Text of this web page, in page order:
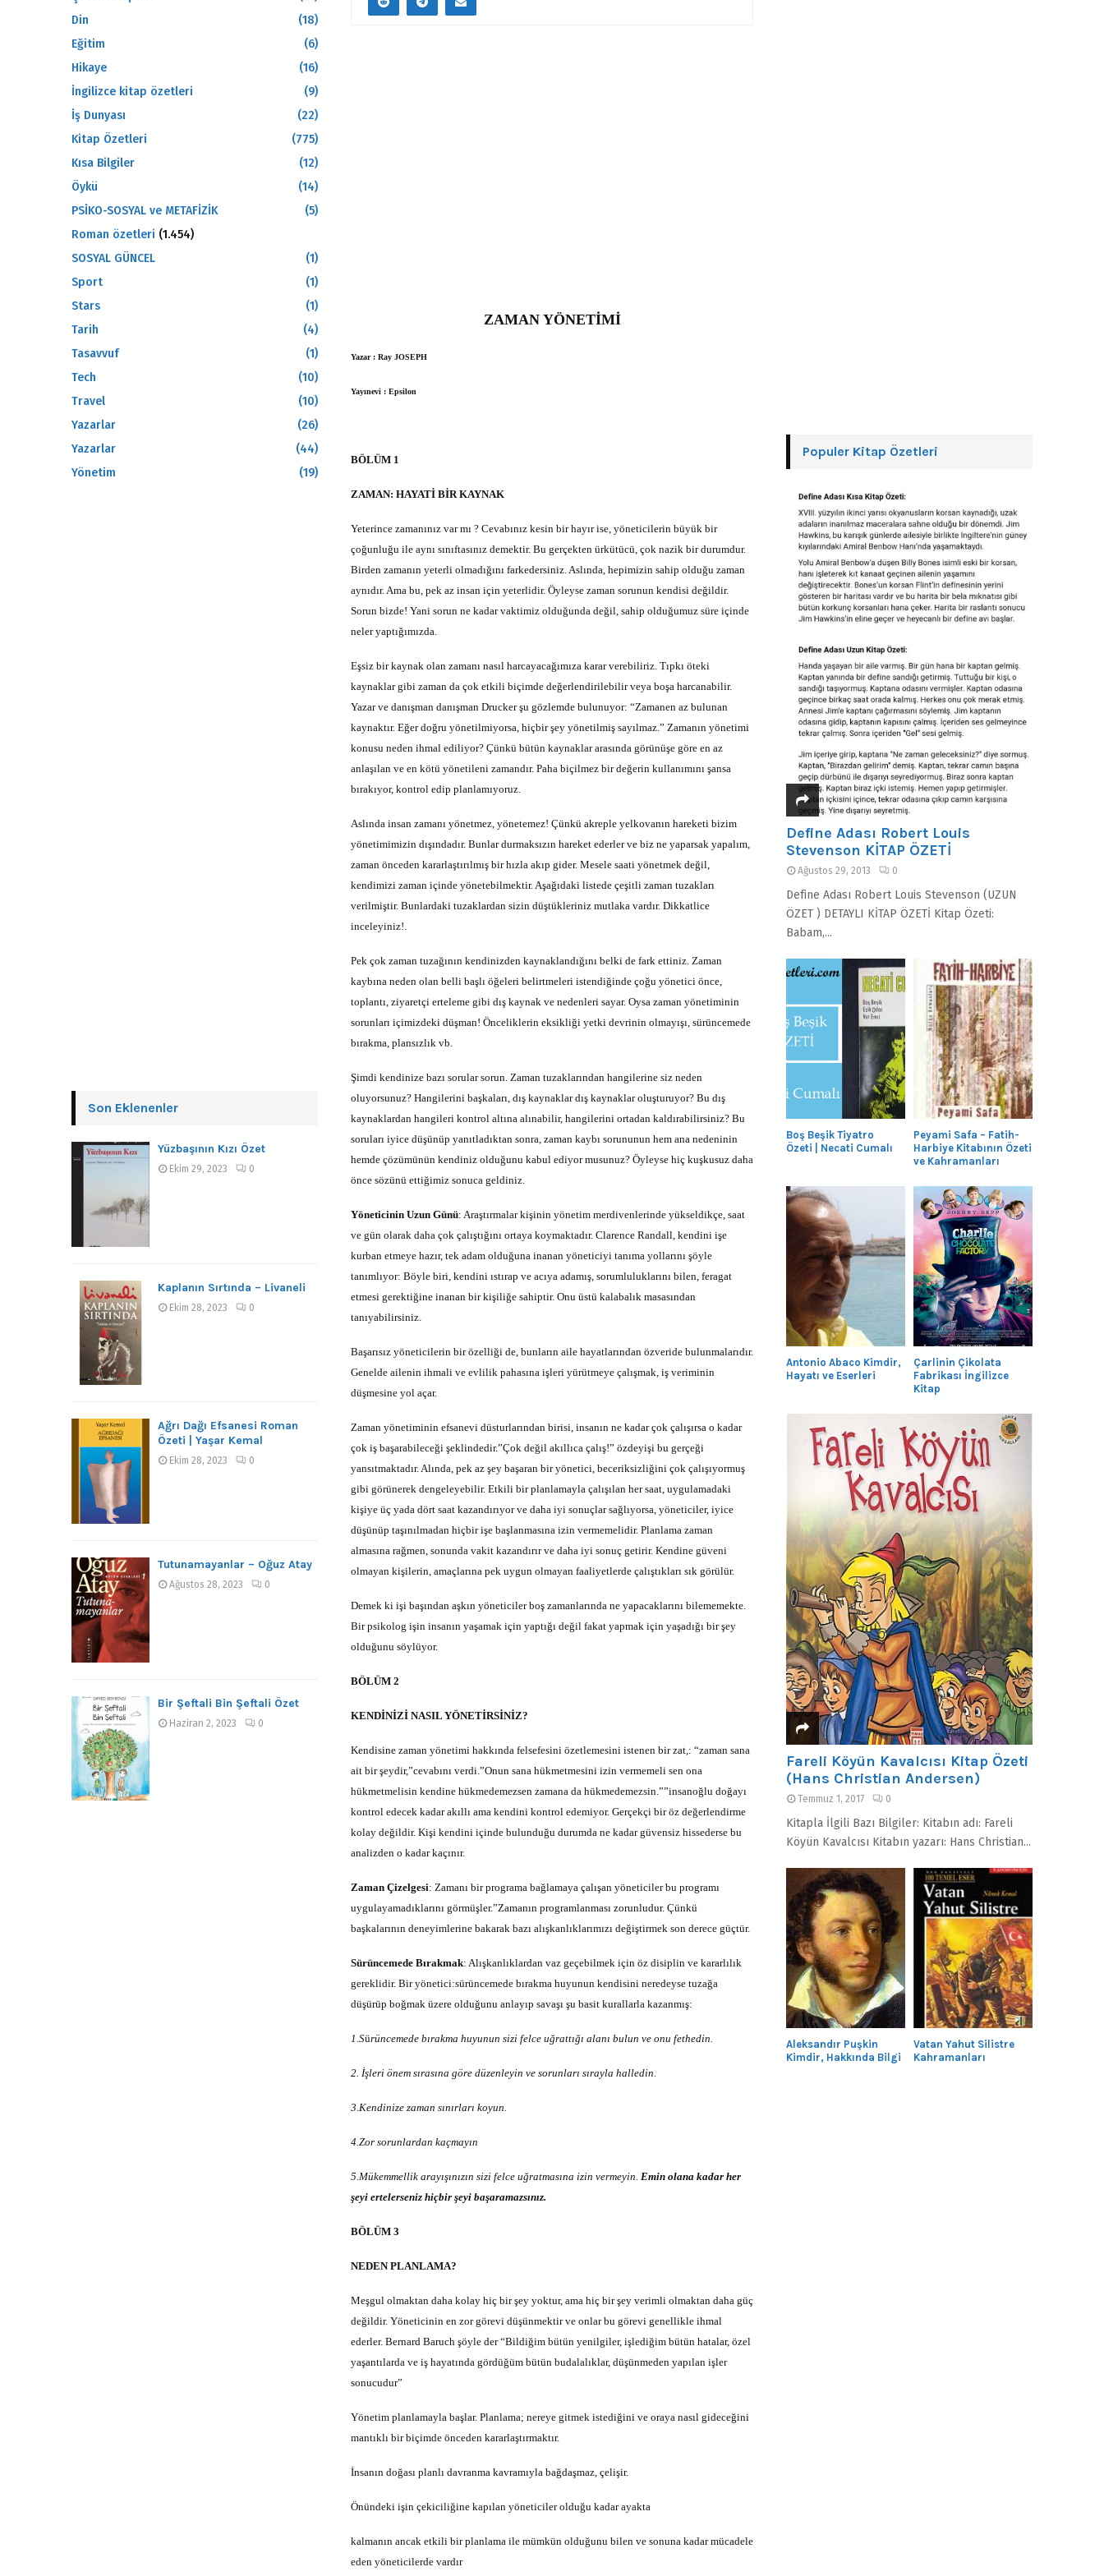
ZAMAN YÖNETİMİ
Yazar : Ray JOSEPH
Yayınevi : Epsilon
BÖLÜM 1
ZAMAN: HAYATİ BİR KAYNAK
Yeterince zamanınız var mı ? Cevabınız kesin bir hayır ise, yöneticilerin büyük bir
çoğunluğu ile aynı sınıftasınız demektir. Bu gerçekten ürkütücü, çok nazik bir durumdur.
Birden zamanın yeterli olmadığını farkedersiniz. Aslında, hepimizin sahip olduğu zaman
aynıdır. Ama bu, pek az insan için yeterlidir. Öyleyse zaman sorunun kendisi değildir.
Sorun bizde! Yani sorun ne kadar vaktimiz olduğunda değil, sahip olduğumuz süre içinde
neler yaptığımızda.
Eşsiz bir kaynak olan zamanı nasıl harcayacağımıza karar verebiliriz. Tıpkı öteki
kaynaklar gibi zaman da çok etkili biçimde değerlendirilebilir veya boşa harcanabilir.
Yazar ve danışman danışman Drucker şu gözlemde bulunuyor: “Zamanen az bulunan
kaynaktır. Eğer doğru yönetilmiyorsa, hiçbir şey yönetilmiş sayılmaz.” Zamanın yönetimi
konusu neden ihmal ediliyor? Çünkü bütün kaynaklar arasında görünüşe göre en az
anlaşılan ve en kötü yönetileni zamandır. Paha biçilmez bir değerin kullanımını şansa
bırakıyor, kontrol edip planlamıyoruz.
Aslında insan zamanı yönetmez, yönetemez! Çünkü akreple yelkovanın hareketi bizim
yönetimimizin dışındadır. Bunlar durmaksızın hareket ederler ve biz ne yaparsak yapalım,
zaman önceden kararlaştırılmış bir hızla akıp gider. Mesele saati yönetmek değil,
kendimizi zaman içinde yönetebilmektir. Aşağıdaki listede çeşitli zaman tuzakları
verilmiştir. Bunlardaki tuzaklardan sizin düştükleriniz mutlaka vardır. Dikkatlice
inceleyiniz!.
Pek çok zaman tuzağının kendinizden kaynaklandığını belki de fark ettiniz. Zaman
kaybına neden olan belli başlı öğeleri belirtmeleri istendiğinde çoğu yönetici önce,
toplantı, ziyaretçi erteleme gibi dış kaynak ve nedenleri sayar. Oysa zaman yönetiminin
sorunları içimizdeki düşman! Önceliklerin eksikliği yetki devrinin olmayışı, sürüncemede
bırakma, plansızlık vb.
Şimdi kendinize bazı sorular sorun. Zaman tuzaklarından hangilerine siz neden
oluyorsunuz? Hangilerini başkaları, dış kaynaklar dış kaynaklar oluşturuyor? Bu dış
kaynaklardan hangileri kontrol altına alınabilir, hangilerini ortadan kaldırabilirsiniz? Bu
soruları iyice düşünüp yanıtladıktan sonra, zaman kaybı sorununun hem ana nedeninin
hemde çözümünün kendiniz olduğunu kabul ediyor musunuz? Öyleyse hiç kuşkusuz daha
önce sözünü ettiğimiz sonuca geldiniz.
Yöneticinin Uzun Günü: Araştırmalar kişinin yönetim merdivenlerinde yükseldikçe, saat
ve gün olarak daha çok çalıştığını ortaya koymaktadır. Clarence Randall, kendini işe
kurban etmeye hazır, tek adam olduğuna inanan yöneticiyi tanıma yollarını şöyle
tanımlıyor: Böyle biri, kendini ıstırap ve acıya adamış, sorumluluklarını bilen, feragat
etmesi gerektiğine inanan bir kişiliğe sahiptir. Onu üstü kalabalık masasından
tanıyabilirsiniz.
Başarısız yöneticilerin bir özelliği de, bunların aile hayatlarından özveride bulunmalarıdır.
Genelde ailenin ihmali ve evlilik pahasına işleri yürütmeye çalışmak, iş veriminin
düşmesine yol açar.
Zaman yönetiminin efsanevi düsturlarından birisi, insanın ne kadar çok çalışırsa o kadar
çok iş başarabileceği şeklindedir.”Çok değil akıllıca çalış!” özdeyişi bu gerçeği
yansıtmaktadır. Alında, pek az şey başaran bir yönetici, beceriksizliğini çok çalışıyormuş
gibi görünerek dengeleyebilir. Etkili bir planlamayla çalışılan her saat, uygulamadaki
kişiye üç yada dört saat kazandırıyor ve daha iyi sonuçlar sağlıyorsa, yöneticiler, iyice
düşünüp taşınılmadan hiçbir işe başlanmasına izin vermemelidir. Planlama zaman
almasına rağmen, sonunda vakit kazandırır ve daha iyi sonuç getirir. Kendine güveni
olmayan kişilerin, amaçlarına pek uygun olmayan faaliyetlerde çalıştıkları sık görülür.
Demek ki işi başından aşkın yöneticiler boş zamanlarında ne yapacaklarını bilememekte.
Bir psikolog işin insanın yaşamak için yaptığı değil fakat yapmak için yaşadığı bir şey
olduğunu söylüyor.
BÖLÜM 2
KENDİNİZİ NASIL YÖNETİRSİNİZ?
Kendisine zaman yönetimi hakkında felsefesini özetlemesini istenen bir zat,: “zaman sana
ait bir şeydir,”cevabını verdi.”Onun sana hükmetmesini izin vermemeli sen ona
hükmetmelisin kendine hükmedemezsen zamana da hükmedemezsin.””insanoğlu doğayı
kontrol edecek kadar akıllı ama kendini kontrol edemiyor. Gerçekçi bir öz değerlendirme
kolay değildir. Kişi kendini içinde bulunduğu durumda ne kadar güvensiz hissederse bu
analizden o kadar kaçınır.
Zaman Çizelgesi: Zamanı bir programa bağlamaya çalışan yöneticiler bu programı
uygulayamadıklarını görmüşler.”Zamanın programlanması zorunludur. Çünkü
başkalarının deneyimlerine bakarak bazı alışkanlıklarımızı değiştirmek son derece güçtür.
Sürüncemede Bırakmak: Alışkanlıklardan vaz geçebilmek için öz disiplin ve kararlılık
gereklidir. Bir yönetici:sürüncemede bırakma huyunun kendisini neredeyse tuzağa
düşürüp boğmak üzere olduğunu anlayıp savaşı şu basit kurallarla kazanmış:
1 Sürüncemede bırakma huyunun sizi felce uğrattığı alanı bulun ve onu fethedin.
2. İşleri önem sırasına göre düzenleyin ve sorunları sırayla halledin.
3.Kendinize zaman sınırları koyun.
4.Zor sorunlardan kaçmayın
5.Mükemmellik arayışınızın sizi felce uğratmasına izin vermeyin. Emin olana kadar her
şeyi ertelerseniz hiçbir şeyi başaramazsınız.
BÖLÜM 3
NEDEN PLANLAMA?
Meşgul olmaktan daha kolay hiç bir şey yoktur, ama hiç bir şey verimli olmaktan daha güç
değildir. Yöneticinin en zor görevi düşünmektir ve onlar bu görevi genellikle ihmal
ederler. Bernard Baruch şöyle der “Bildiğim bütün yenilgiler, işlediğim bütün hatalar, özel
yaşantılarda ve iş hayatında gördüğüm bütün budalalıklar, düşünmeden yapılan işler
sonucudur”
Yönetim planlamayla başlar. Planlama; nereye gitmek istediğini ve oraya nasıl gideceğini
mantıklı bir biçimde önceden kararlaştırmaktır.
İnsanın doğası planlı davranma kavramıyla bağdaşmaz, çelişir.
Önündeki işin çekiciliğine kapılan yöneticiler olduğu kadar ayakta
kalmanın ancak etkili bir planlama ile mümkün olduğunu bilen ve sonuna kadar mücadele
eden yöneticilerde vardır
Din
(18)
Eğitim
(6)
Hikaye
(16)
İngilizce kitap özetleri
(9)
İş Dunyası
(22)
Kitap Özetleri
(775)
Kısa Bilgiler
(12)
Öykü
(14)
PSİKO-SOSYAL ve METAFİZİK
(5)
Roman özetleri (1.454)
SOSYAL GÜNCEL
(1)
Sport
(1)
Stars
(1)
Tarih
(4)
Tasavvuf
(1)
Tech
(10)
Travel
(10)
Yazarlar
(26)
Yazarlar
(44)
Yönetim
(19)
Son Eklenenler
Yüzbaşının Kızı Özet
Ekim 29, 2023 0
Kaplanın Sırtında – Livaneli
Ekim 28, 2023 0
Ağrı Dağı Efsanesi Roman
Özeti | Yaşar Kemal
Ekim 28, 2023 0
Tutunamayanlar – Oğuz Atay
Ağustos 28, 2023 0
Bir Şeftali Bin Şeftali Özet
Haziran 2, 2023 0
Populer Kitap Özetleri
Define Adası Robert Louis
Stevenson KİTAP ÖZETİ
Ağustos 29, 2013 0
Define Adası Robert Louis Stevenson (UZUN
ÖZET ) DETAYLI KİTAP ÖZETİ Kitap Özeti:
Babam,...
Boş Beşik Tiyatro
Özeti | Necati Cumalı
Peyami Safa – Fatih-
Harbiye Kitabının Özeti
ve Kahramanları
Antonio Abaco Kimdir,
Hayatı ve Eserleri
Çarlinin Çikolata
Fabrikası İngilizce
Kitap
Fareli Köyün Kavalcısı Kitap Özeti
(Hans Christian Andersen)
Temmuz 1, 2017 0
Kitapla İlgili Bazı Bilgiler: Kitabın adı: Fareli
Köyün Kavalcısı Kitabın yazarı: Hans Christian...
Aleksandır Puşkin
Kimdir, Hakkında Bilgi
Vatan Yahut Silistre
Kahramanları